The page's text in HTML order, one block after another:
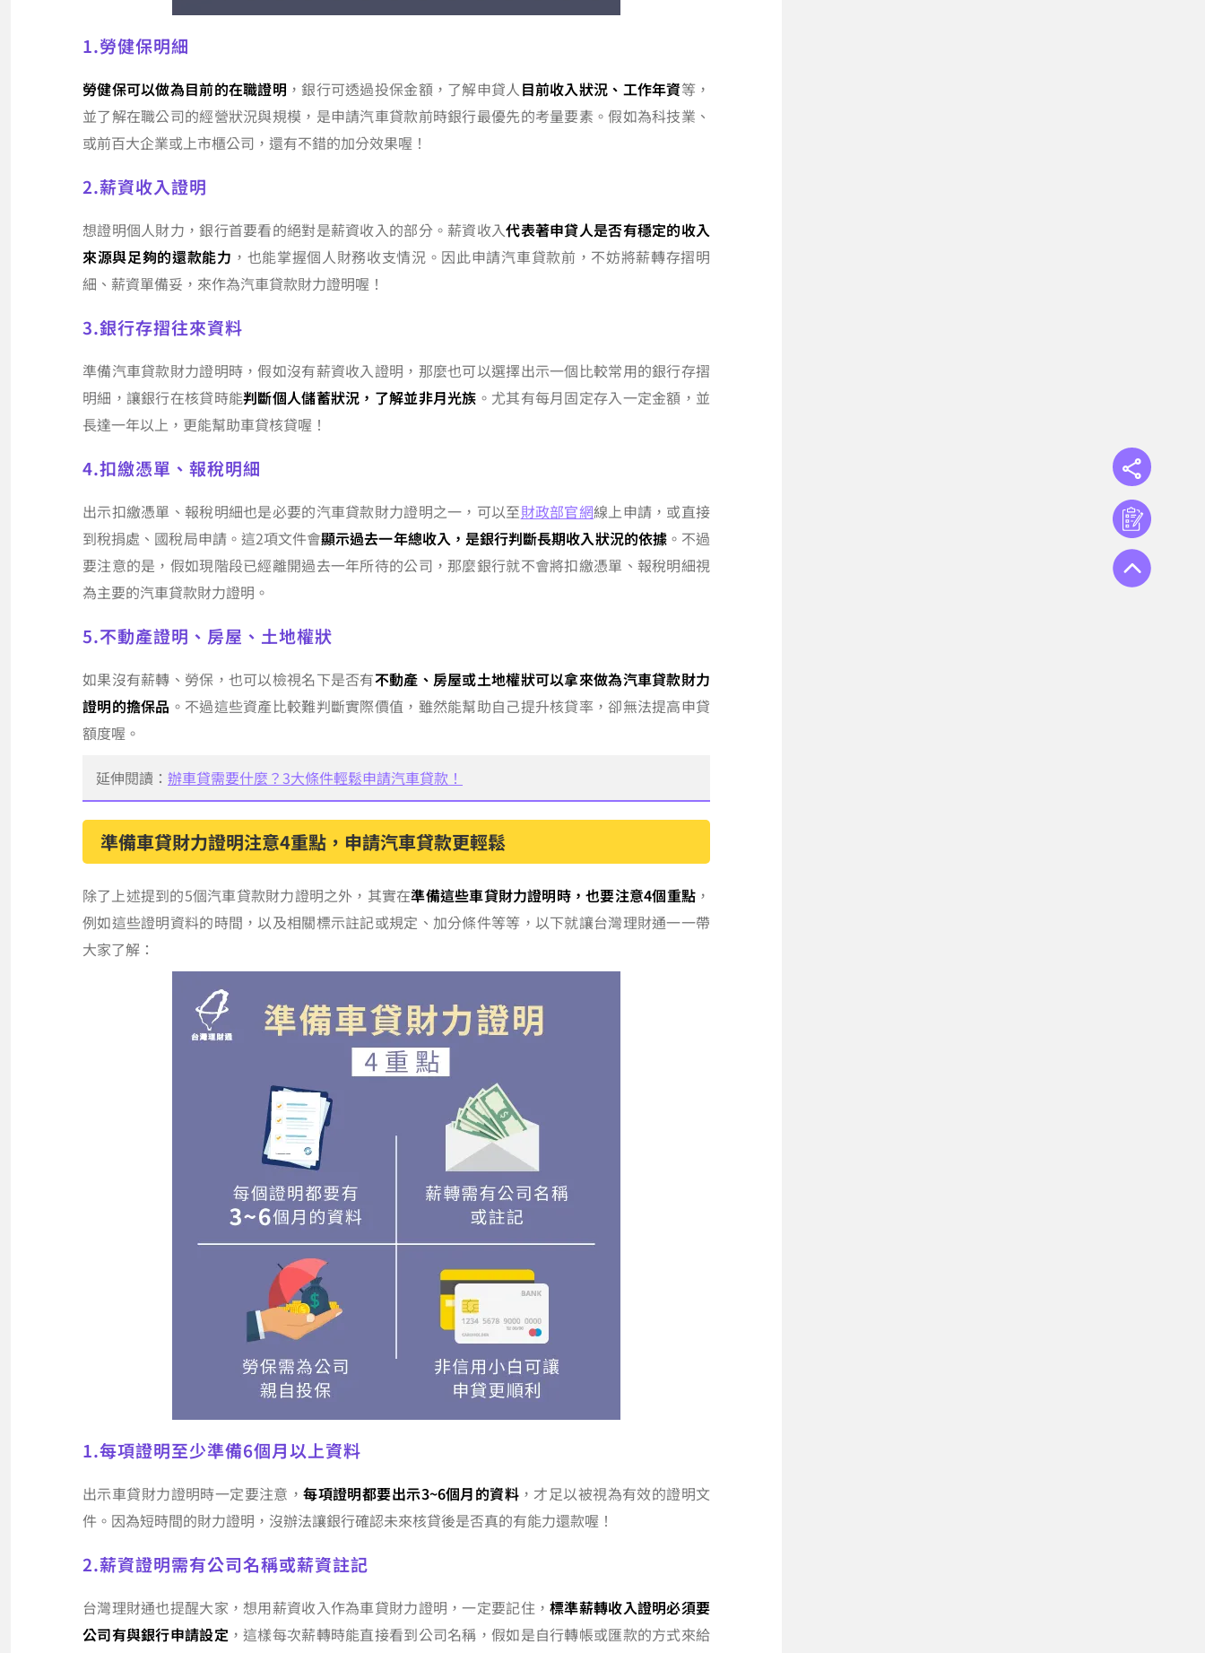
1.勞健保明細
勞健保可以做為目前的在職證明 ，銀行可透過投保金額，了解申貸人目前收入狀況、工作年資等，
並了解在職公司的經營狀況與規模，是申請汽車貸款前時銀行最優先的考量要素。假如為科技業、
或前百大企業或上市櫃公司，還有不錯的加分效果喔！
2.薪資收入證明
想證明個人財力，銀行首要看的絕對是薪資收入的部分。薪資收入代表著申貸人是否有穩定的收入
來源與足夠的還款能力 ，也能掌握個人財務收支情況。因此申請汽車貸款前，不妨將薪轉存摺明
細、薪資單備妥，來作為汽車貸款財力證明喔！
3.銀行存摺往來資料
準備汽車貸款財力證明時，假如沒有薪資收入證明，那麼也可以選擇出示一個比較常用的銀行存摺
明細，讓銀行在核貸時能判斷個人儲蓄狀況，了解並非月光族 。尤其有每月固定存入一定金額，並
長達一年以上，更能幫助車貸核貸喔！
4.扣繳憑單、報稅明細
出示扣繳憑單、報稅明細也是必要的汽車貸款財力證明之一，可以至財政部官網線上申請，或直接
到稅捐處、國稅局申請。這2項文件會顯示過去一年總收入，是銀行判斷長期收入狀況的依據。不過
要注意的是，假如現階段已經離開過去一年所待的公司，那麼銀行就不會將扣繳憑單、報稅明細視
為主要的汽車貸款財力證明。
5.不動產證明、房屋、土地權狀
如果沒有薪轉、勞保，也可以檢視名下是否有不動產、房屋或土地權狀可以拿來做為汽車貸款財力
證明的擔保品 。不過這些資產比較難判斷實際價值，雖然能幫助自己提升核貸率，卻無法提高申貸
額度喔。
延伸閱讀：辦車貸需要什麼？3大條件輕鬆申請汽車貸款！
準備車貸財力證明注意4重點，申請汽車貸款更輕鬆
除了上述提到的5個汽車貸款財力證明之外，其實在準備這些車貸財力證明時，也要注意4個重點 ，
例如這些證明資料的時間，以及相關標示註記或規定、加分條件等等，以下就讓台灣理財通一一帶
大家了解：
1.每項證明至少準備6個月以上資料
出示車貸財力證明時一定要注意，每項證明都要出示3~6個月的資料 ，才足以被視為有效的證明文
件。因為短時間的財力證明，沒辦法讓銀行確認未來核貸後是否真的有能力還款喔！
2.薪資證明需有公司名稱或薪資註記
台灣理財通也提醒大家，想用薪資收入作為車貸財力證明，一定要記住，標準薪轉收入證明必須要
公司有與銀行申請設定，這樣每次薪轉時能直接看到公司名稱，假如是自行轉帳或匯款的方式來給